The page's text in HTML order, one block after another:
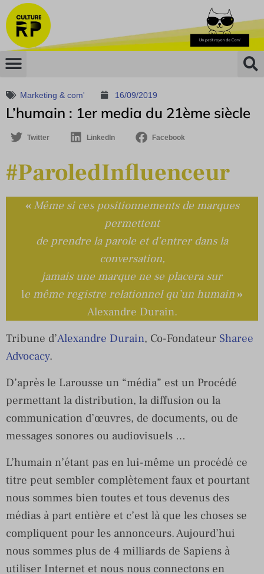
Marketing & com' 16/09/2019
L’humain : 1er media du 21ème siècle
Twitter LinkedIn Facebook
#ParoledInfluenceur
« Même si ces positionnements de marques
permettent
de prendre la parole et d’entrer dans la
conversation,
jamais une marque ne se placera sur
le même registre relationnel qu’un humain »
Alexandre Durain.
Tribune d’Alexandre Durain, Co-Fondateur Sharee
Advocacy.
D’après le Larousse un “média” est un Procédé
permettant la distribution, la diffusion ou la
communication d’œuvres, de documents, ou de
messages sonores ou audiovisuels …
L’humain n’étant pas en lui-même un procédé ce
titre peut sembler complètement faux et pourtant
nous sommes bien toutes et tous devenus des
médias à part entière et c’est là que les choses se
compliquent pour les annonceurs. Aujourd’hui
nous sommes plus de 4 milliards de Sapiens à
utiliser Internet et nous nous connectons en